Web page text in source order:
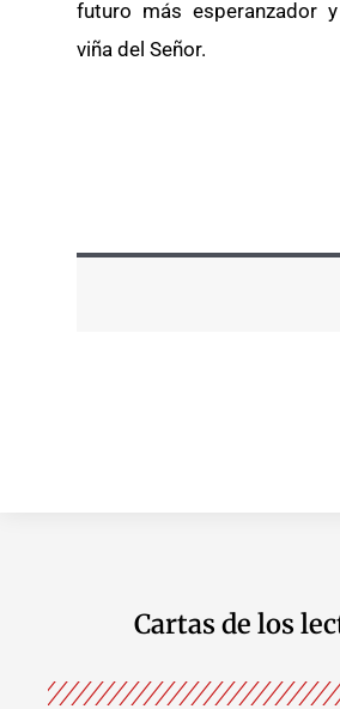
futuro más esperanzador
viña del Señor.
Cartas de los